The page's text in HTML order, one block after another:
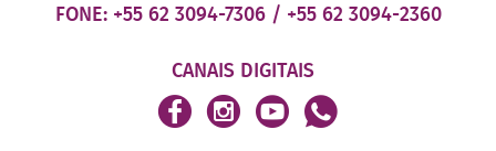
FONE: +55 62 3094-7306 / +55 62 3094-2360
CANAIS DIGITAIS